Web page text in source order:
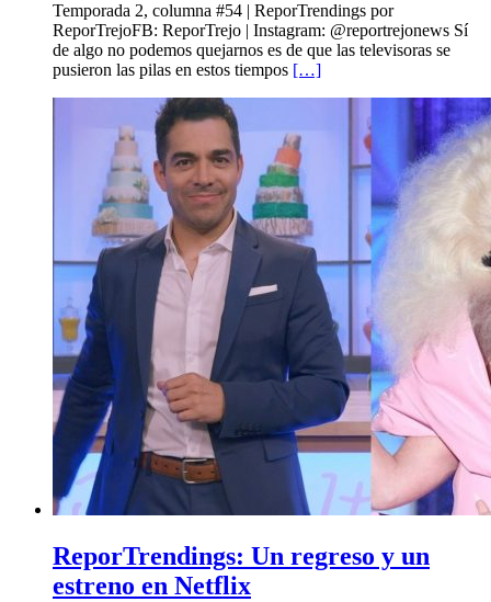
Temporada 2, columna #54 | ReporTrendings por
ReporTrejoFB: ReporTrejo | Instagram: @reportrejonews Sí
de algo no podemos quejarnos es de que las televisoras se
pusieron las pilas en estos tiempos […]
ReporTrendings: Un regreso y un
estreno en Netflix